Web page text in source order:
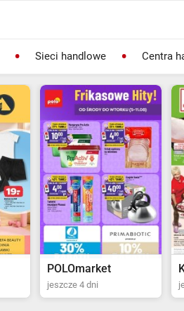
Sieci handlowe Centra
POLOmarket
jeszcze 4 dni